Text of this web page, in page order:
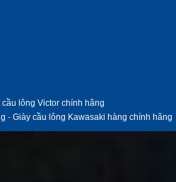
cầu lông Victor chính hãng
- Giày cầu lông Kawasaki hàng chính hãng